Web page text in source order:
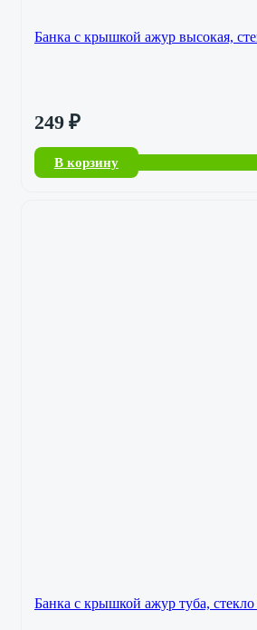
Банка с крышкой ажур высокая,
249 ₽
В корзину
Банка с крышкой ажур туба,